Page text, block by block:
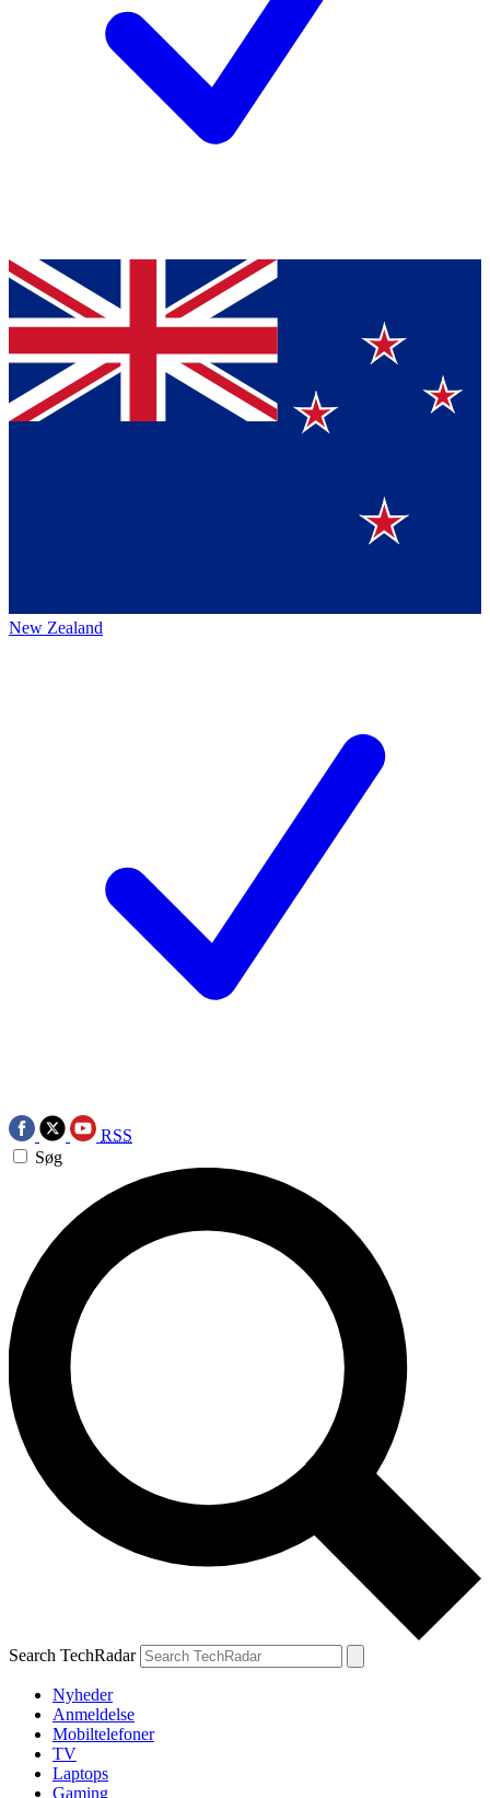
New Zealand
RSS
Søg
Search TechRadar
Nyheder
Anmeldelse
Mobiltelefoner
TV
Laptops
Gaming